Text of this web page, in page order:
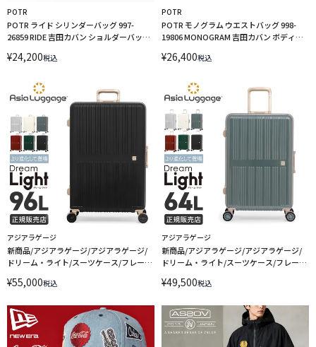
POTR
POTR ライド シリンダーバッグ 997-
26859 RIDE 吉田カバン ショルダーバッグ
¥24,200税込
POTR
POTR モノグラム ウエストバッグ 998-
19806 MONOGRAM 吉田カバン ボディバ
¥26,400税込
アジアラゲージ
新商品/アジアラゲージ/アジアラゲージ/
ドリーム・ライト/スーツケース/フレー
¥55,000税込
アジアラゲージ
新商品/アジアラゲージ/アジアラゲージ/
ドリーム・ライト/スーツケース/フレー
¥49,500税込